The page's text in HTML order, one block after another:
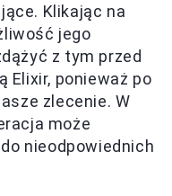
Klikając na
jego
z tym przed
Elixir, ponieważ po
zlecenie. W
może
nieodpowiednich